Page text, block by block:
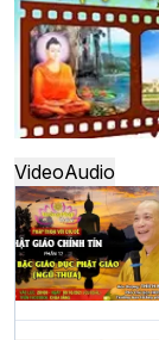
Hà Nội: Ngày
khóa sinh
thứ XIV tại chùa
Học yêu
tư của Khóa
hè tại chùa
VideoAudio